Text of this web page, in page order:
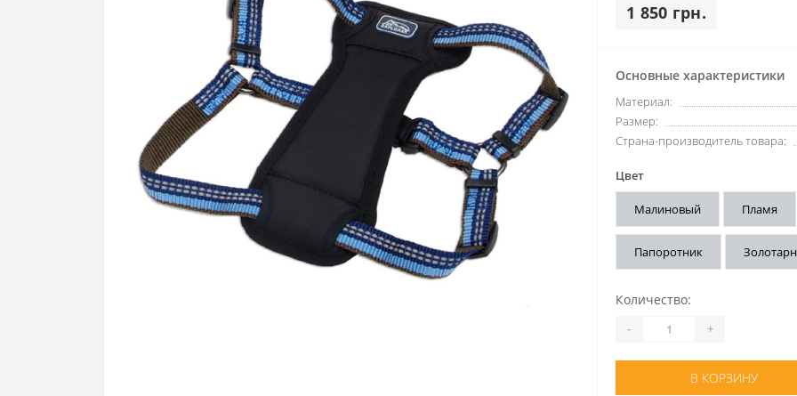
1 850 грн.
Основные характеристики
Материал:
Размер:
Страна-производитель товара:
Цвет
Малиновый Пламя
Папоротник
Количество:
- +
В КОРЗИНУ